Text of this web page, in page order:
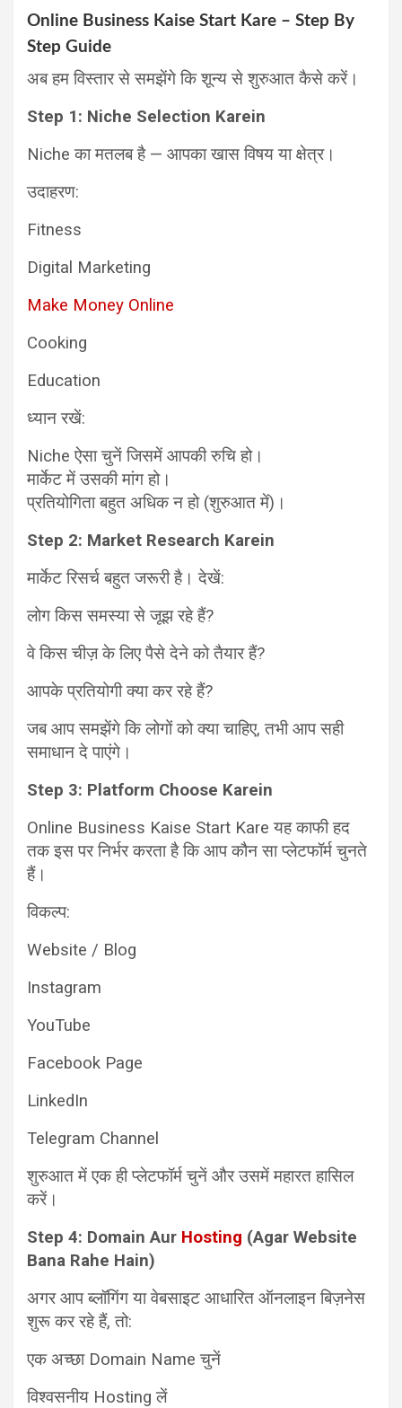
Online Business Kaise Start Kare – Step By
Step Guide
अब हम विस्तार से समझेंगे कि शून्य से शुरुआत कैसे करें।
Step 1: Niche Selection Karein
Niche का मतलब है — आपका खास विषय या क्षेत्र।
उदाहरण:
Fitness
Digital Marketing
Make Money Online
Cooking
Education
ध्यान रखें:
Niche ऐसा चुनें जिसमें आपकी रुचि हो।
मार्केट में उसकी मांग हो।
प्रतियोगिता बहुत अधिक न हो (शुरुआत में)।
Step 2: Market Research Karein
मार्केट रिसर्च बहुत जरूरी है। देखें:
लोग किस समस्या से जूझ रहे हैं?
वे किस चीज़ के लिए पैसे देने को तैयार हैं?
आपके प्रतियोगी क्या कर रहे हैं?
जब आप समझेंगे कि लोगों को क्या चाहिए, तभी आप सही
समाधान दे पाएंगे।
Step 3: Platform Choose Karein
Online Business Kaise Start Kare यह काफी हद
तक इस पर निर्भर करता है कि आप कौन सा प्लेटफॉर्म चुनते
हैं।
विकल्प:
Website / Blog
Instagram
YouTube
Facebook Page
LinkedIn
Telegram Channel
शुरुआत में एक ही प्लेटफॉर्म चुनें और उसमें महारत हासिल
करें।
Step 4: Domain Aur Hosting (Agar Website
Bana Rahe Hain)
अगर आप ब्लॉगिंग या वेबसाइट आधारित ऑनलाइन बिज़नेस
शुरू कर रहे हैं, तो:
एक अच्छा Domain Name चुनें
विश्वसनीय Hosting लें